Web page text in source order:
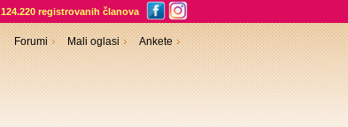
124.220 registrovanih članova
Forumi Mali oglasi Ankete